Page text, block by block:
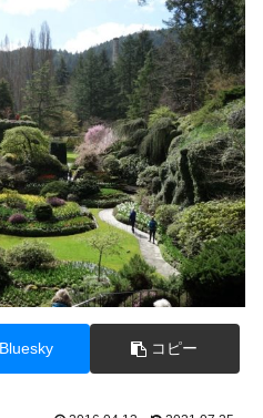
Bluesky コピー